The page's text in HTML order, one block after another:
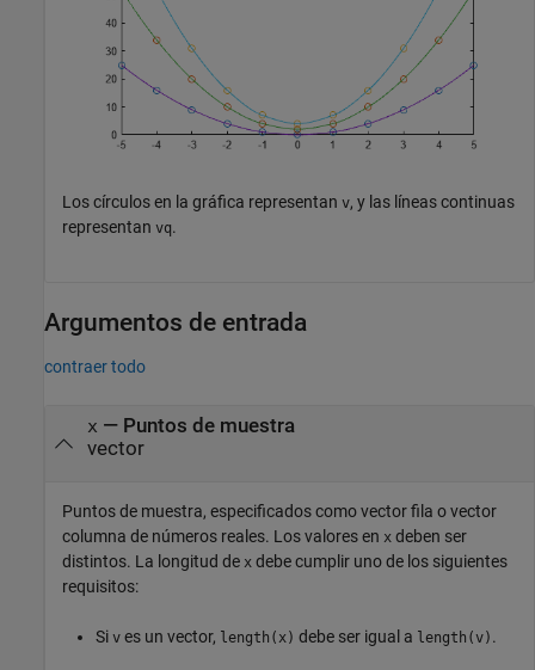
Los círculos en la gráfica representan v, y las líneas continuas
representan vq.
Argumentos de entrada
contraer todo
x — Puntos de muestra
vector
Puntos de muestra, especificados como vector fila o vector
columna de números reales. Los valores en x deben ser
distintos. La longitud de x debe cumplir uno de los siguientes
requisitos:
Si v es un vector, length(x) debe ser igual a length(v) .